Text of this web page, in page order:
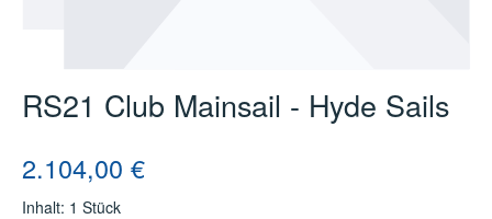
RS21 Club Mainsail - Hyde Sails
Regulärer Preis:
2.104,00 €
Inhalt: 1 Stück